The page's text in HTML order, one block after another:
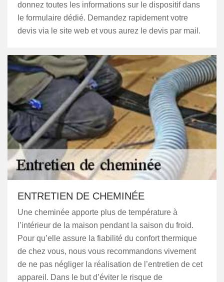
donnez toutes les informations sur le dispositif dans
le formulaire dédié. Demandez rapidement votre
devis via le site web et vous aurez le devis par mail.
ENTRETIEN DE CHEMINÉE
Une cheminée apporte plus de température à
l’intérieur de la maison pendant la saison du froid.
Pour qu’elle assure la fiabilité du confort thermique
de chez vous, nous vous recommandons vivement
de ne pas négliger la réalisation de l’entretien de cet
appareil. Dans le but d’éviter le risque de